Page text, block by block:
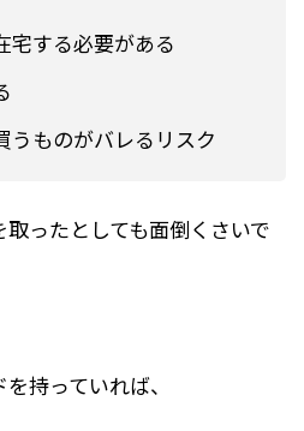
する必要がある
ものがバレるリスク
ったとしても面倒くさいで
持っていれば、